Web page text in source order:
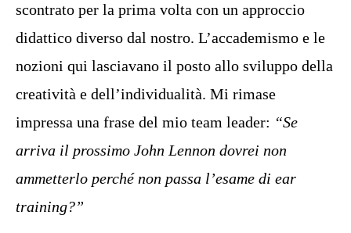
scontrato per la prima volta con un approccio
didattico diverso dal nostro. L’accademismo e le
nozioni qui lasciavano il posto allo sviluppo della
creatività e dell’individualità. Mi rimase
impressa una frase del mio team leader: “Se
arriva il prossimo John Lennon dovrei non
ammetterlo perché non passa l’esame di ear
training?”